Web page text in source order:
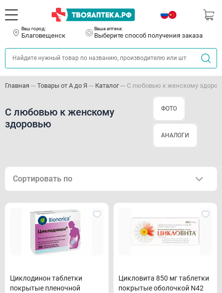
Ваш город:
Благовещенск
Ваша аптека:
Выберите способ получения заказа
Главная Товары от А до Я Каталог С любовью к женскому
С любовью к женскому
здоровью
ФОТО
АНАЛОГИ
Сортировать по
Циклодинон таблетки
покрытые пленочной
Цикловита 850 мг таблетки
покрытые оболочкой N42